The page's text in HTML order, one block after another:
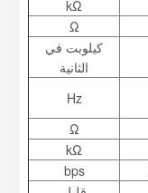
kΩ
Ω
كيلوبت في
الثانية
Hz
Ω
kΩ
bps